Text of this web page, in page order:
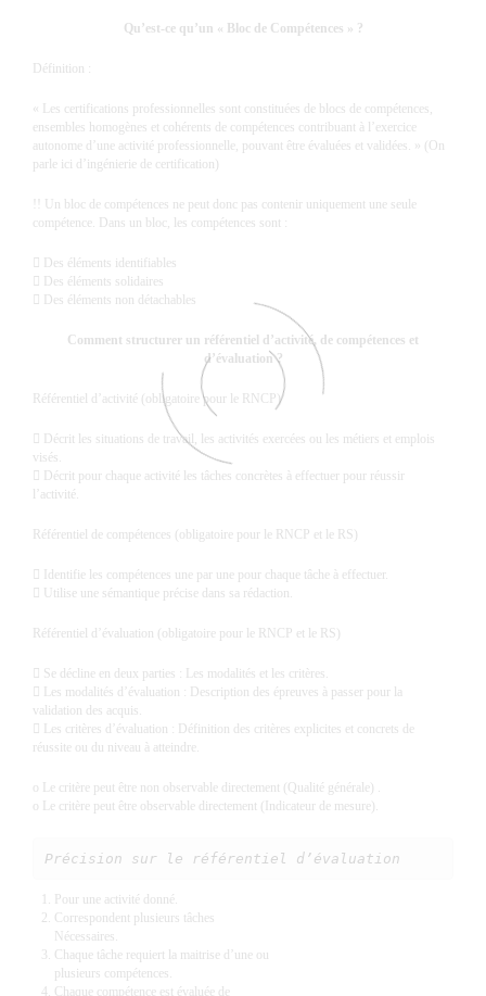
Qu’est-ce qu’un « Bloc de Compétences » ?
Définition :
« Les certifications professionnelles sont constituées de blocs de compétences,
ensembles homogènes et cohérents de compétences contribuant à l’exercice
autonome d’une activité professionnelle, pouvant être évaluées et validées. » (On
parle ici d’ingénierie de certification)
!! Un bloc de compétences ne peut donc pas contenir uniquement une seule
compétence. Dans un bloc, les compétences sont :
 Des éléments identifiables
 Des éléments solidaires
 Des éléments non détachables
Comment structurer un référentiel d’activité, de compétences et
d’évaluation ?
Référentiel d’activité (obligatoire pour le RNCP)
 Décrit les situations de travail, les activités exercées ou les métiers et emplois
visés.
 Décrit pour chaque activité les tâches concrètes à effectuer pour réussir
l’activité.
Référentiel de compétences (obligatoire pour le RNCP et le RS)
 Identifie les compétences une par une pour chaque tâche à effectuer.
 Utilise une sémantique précise dans sa rédaction.
Référentiel d’évaluation (obligatoire pour le RNCP et le RS)
 Se décline en deux parties : Les modalités et les critères.
 Les modalités d’évaluation : Description des épreuves à passer pour la
validation des acquis.
 Les critères d’évaluation : Définition des critères explicites et concrets de
réussite ou du niveau à atteindre.
o Le critère peut être non observable directement (Qualité générale) .
o Le critère peut être observable directement (Indicateur de mesure).
Précision sur le référentiel d’évaluation
Pour une activité donné.
Correspondent plusieurs tâches
Nécessaires.
Chaque tâche requiert la maitrise d’une ou
plusieurs compétences.
Chaque compétence est évaluée de